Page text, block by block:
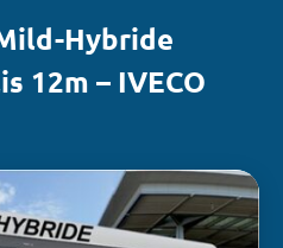
Hybride
12m – IVECO